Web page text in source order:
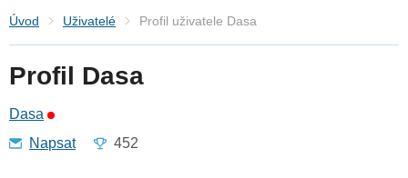
Úvod Uživatelé Profil uživatele Dasa
Profil Dasa
Dasa
Napsat
452